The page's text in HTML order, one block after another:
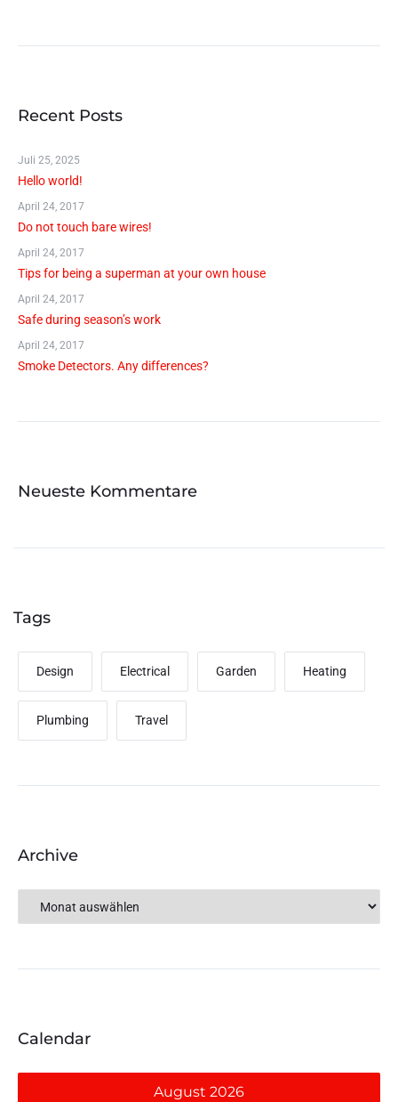
Recent Posts
Hello world!
Juli 25, 2025
Do not touch bare wires!
April 24, 2017
Tips for being a superman at your own house
April 24, 2017
Safe during season’s work
April 24, 2017
Smoke Detectors. Any differences?
April 24, 2017
Neueste Kommentare
Tags
Design Electrical Garden Heating
Plumbing Travel
Archive
Calendar
August 2026